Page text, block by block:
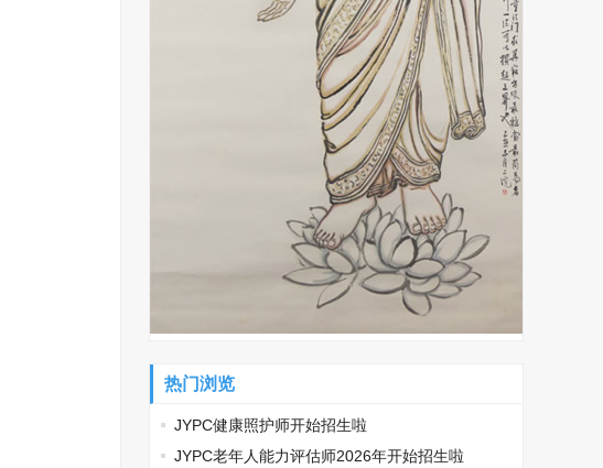
热门浏览
JYPC健康照护师开始招生啦
JYPC老年人能力评估师2026年开始招生啦